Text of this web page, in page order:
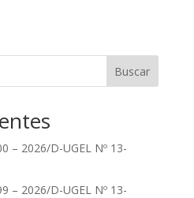
Buscar
– 2026/D-UGEL Nº 13-
– 2026/D-UGEL Nº 13-